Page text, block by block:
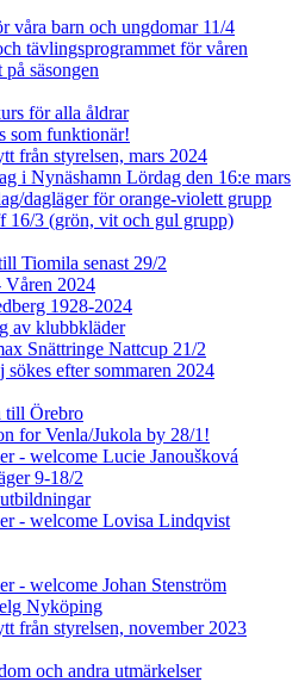
våra barn och ungdomar 11/4
tävlingsprogrammet för våren
på säsongen
för alla åldrar
som funktionär!
från styrelsen, mars 2024
i Nynäshamn Lördag den 16:e mars
dagläger för orange-violett grupp
16/3 (grön, vit och gul grupp)
Tiomila senast 29/2
2024
1928-2024
av klubbkläder
Snättringe Nattcup 21/2
efter sommaren 2024
till Örebro
for Venla/Jukola by 28/1!
- welcome Lucie Janoušková
9-18/2
- welcome Lovisa Lindqvist
- welcome Johan Stenström
Nyköping
från styrelsen, november 2023
och andra utmärkelser